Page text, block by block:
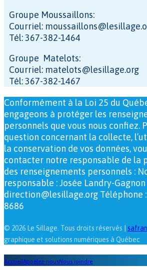
Groupe Moussaillons:
Courriel:
Tél: 367-382-1464
Groupe Matelots:
Courriel: matelots@lesillage.org
Tél: 367-382-1467
Conformément à la Loi 25 du
engageons à protéger les
personnels que vous nous confiez.
question concernant la collecte,
la conservation de vos données,
contacter notre responsable de la
des renseignements personnels :
responsable : Josée Landry-
direction@lesillage.org Téléphone
8686
© 2026 Le Sillage. Tous droits réservés |
graphique et solutions numériques à Québec
AccueilAppelez-nousNous joindre